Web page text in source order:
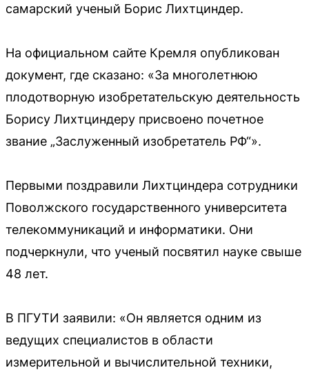
самарский ученый Борис Лихтциндер.
На официальном сайте Кремля опубликован
документ, где сказано: «За многолетнюю
плодотворную изобретательскую деятельность
Борису Лихтциндеру присвоено почетное
звание „Заслуженный изобретатель РФ“».
Первыми поздравили Лихтциндера сотрудники
Поволжского государственного университета
телекоммуникаций и информатики. Они
подчеркнули, что ученый посвятил науке свыше
48 лет.
В ПГУТИ заявили: «Он является одним из
ведущих специалистов в области
измерительной и вычислительной техники,